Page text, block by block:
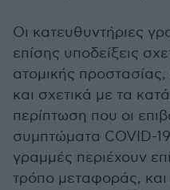
Οι κατευθυντήριες
επίσης υποδείξεις
ατομικής
και σχετικά με τα
περίπτωση που οι
συμπτώματα COVID-
γραμμές περιέχουν
τρόπο μεταφοράς, και